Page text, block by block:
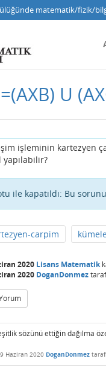
matematik/fizik/
U
işleminin kartezyen
yapılabilir?
ile kapatıldı: Bu
carpim
2020 Lisans Matematik
2020 DoganDonmez
sözünü ettiğin dağılma
9 Haziran 2020 DoganDonmez